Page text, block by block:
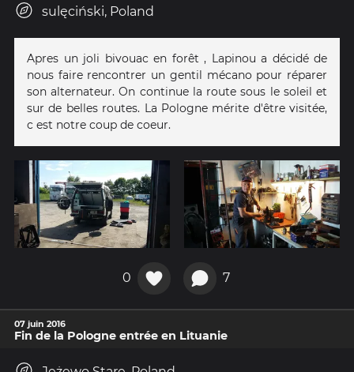
sulęciński, Poland
Apres un joli bivouac en forêt , Lapinou a décidé de
nous faire rencontrer un gentil mécano pour réparer
son alternateur. On continue la route sous le soleil et
sur de belles routes. La Pologne mérite d'être visitée,
c est notre coup de coeur.
0 7
07 juin 2016
Fin de la Pologne entrée en Lituanie